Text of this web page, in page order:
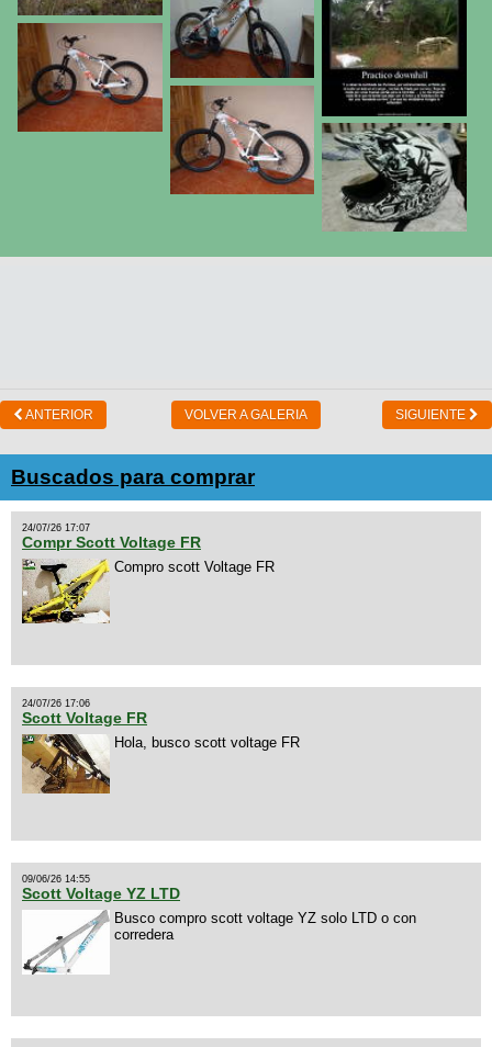
ANTERIOR VOLVER A GALERIA SIGUIENTE
Buscados para comprar
24/07/26 17:07
Compr Scott Voltage FR
Compro scott Voltage FR
24/07/26 17:06
Scott Voltage FR
Hola, busco scott voltage FR
09/06/26 14:55
Scott Voltage YZ LTD
Busco compro scott voltage YZ solo LTD o con
corredera